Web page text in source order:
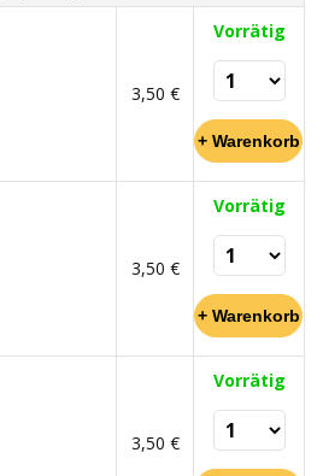
3,50 €
Vorrätig
3,50 €
Vorrätig
3,50 €
Vorrätig